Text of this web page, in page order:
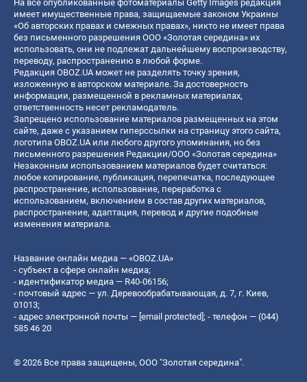
На все опубликованные фотоматериалы Getty Images редакция
имеет имущественные права, защищаемые законом Украины
«Об авторских правах и смежных правах», никто не имеет права
без письменного разрешения ООО «Золотая середина» их
использовать, они не подлежат дальнейшему воспроизводству,
переводу, распространению в любой форме.
Редакция OBOZ.UA может не разделять точку зрения,
изложенную в авторском материале. За достоверность
информации, размещенной в рекламных материалах,
ответственность несет рекламодатель.
Запрещено использование материалов размещенных на этом
сайте, даже с указанием гиперссылки на страницу этого сайта,
логотипа OBOZ.UA или любого другого упоминания, но без
письменного разрешения Редакции/ООО «Золотая середина»
Незаконным использованием материалов будет считаться:
любое копирование, публикация, перепечатка, последующее
распространение, использование, переработка с
использованием, включением в состав других материалов,
распространение, адаптация, перевод и другие подобные
изменения материала.
Название онлайн медиа — «OBOZ.UA»
- субъект в сфере онлайн медиа;
- идентификатор медиа — R40-06156;
- почтовый адрес — ул. Деревообрабатывающая, д. 7, г. Киев,
01013;
- адрес электронной почты — [email protected]; - телефон — (044)
585 46 20
© 2026 Все права защищены, ООО "Золотая середина".